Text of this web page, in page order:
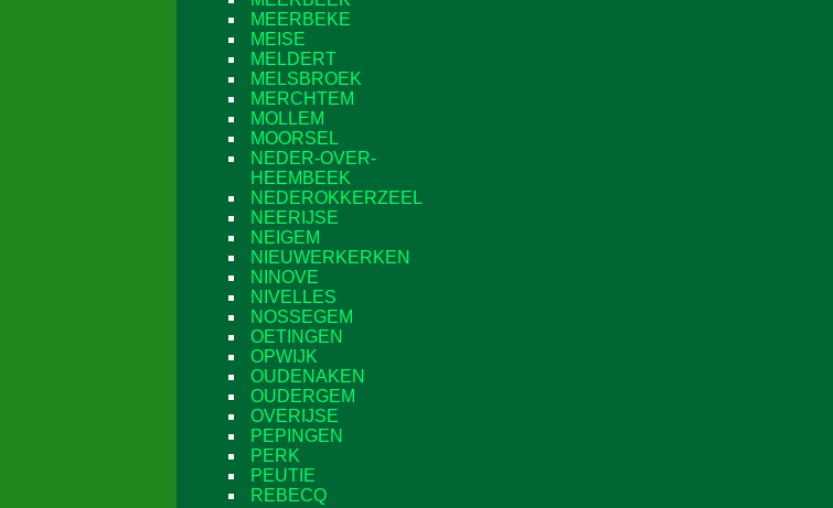
MEERBEKE
MEISE
MELDERT
MELSBROEK
MERCHTEM
MOLLEM
MOORSEL
NEDER-OVER-
HEEMBEEK
NEDEROKKERZEEL
NEERIJSE
NEIGEM
NIEUWERKERKEN
NINOVE
NIVELLES
NOSSEGEM
OETINGEN
OPWIJK
OUDENAKEN
OUDERGEM
OVERIJSE
PEPINGEN
PERK
PEUTIE
REBECQ